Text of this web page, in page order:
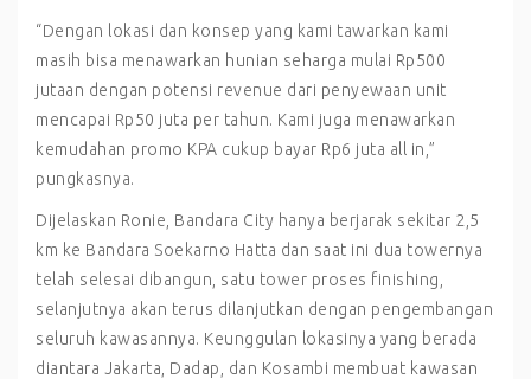
“Dengan lokasi dan konsep yang kami tawarkan kami
masih bisa menawarkan hunian seharga mulai Rp500
jutaan dengan potensi revenue dari penyewaan unit
mencapai Rp50 juta per tahun. Kami juga menawarkan
kemudahan promo KPA cukup bayar Rp6 juta all in,”
pungkasnya.
Dijelaskan Ronie, Bandara City hanya berjarak sekitar 2,5
km ke Bandara Soekarno Hatta dan saat ini dua towernya
telah selesai dibangun, satu tower proses finishing,
selanjutnya akan terus dilanjutkan dengan pengembangan
seluruh kawasannya. Keunggulan lokasinya yang berada
diantara Jakarta, Dadap, dan Kosambi membuat kawasan